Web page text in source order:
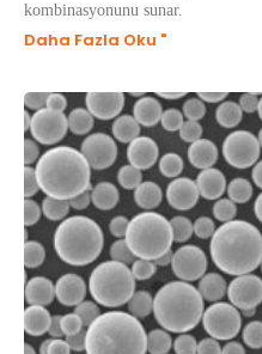
kombinasyonunu sunar.
Daha Fazla Oku "